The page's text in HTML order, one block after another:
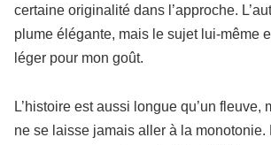
certaine originalité dans l’approche.
plume élégante, mais le sujet lui-même
léger pour mon goût.
L’histoire est aussi longue qu’un fleuve,
ne se laisse jamais aller à la monotonie.